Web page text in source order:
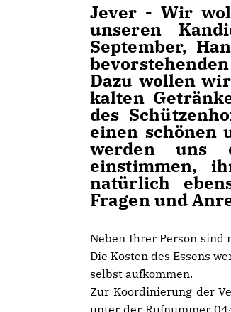
Jever - Wir
unseren
September,
Dazu wollen
kalten
des
einen schönen
werden uns
einstimmen,
natürlich
Fragen und
Neben Ihrer Person sind
Die Kosten des Essens
selbst aufkommen.
Zur Koordinierung der
unter der Rufnummer